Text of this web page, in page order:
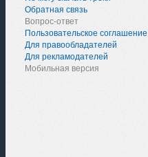
Обратная связь
Вопрос-ответ
Пользовательское соглашение
Для правообладателей
Для рекламодателей
Мобильная версия